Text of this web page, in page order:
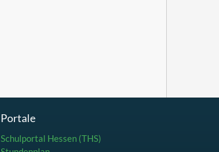
Portale
Schulportal Hessen (THS)